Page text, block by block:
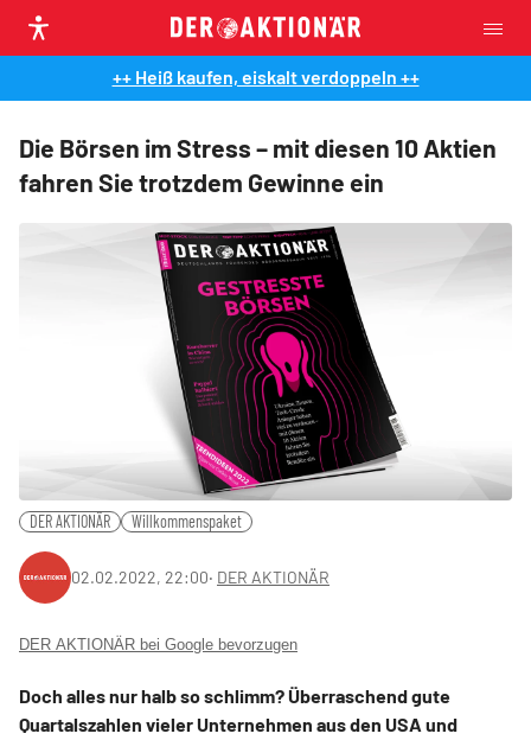
++ Heiß kaufen, eiskalt verdoppeln ++
Die Börsen im Stress – mit diesen 10 Aktien
fahren Sie trotzdem Gewinne ein
DER AKTIONÄR Willkommenspaket
02.02.2022, 22:00‧ DER AKTIONÄR
DER AKTIONÄR bei Google bevorzugen
Doch alles nur halb so schlimm? Überraschend gute
Quartalszahlen vieler Unternehmen aus den USA und